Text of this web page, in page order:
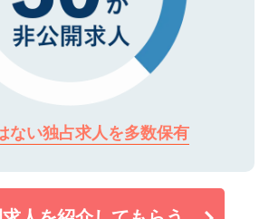
ない独占求人を多数保有